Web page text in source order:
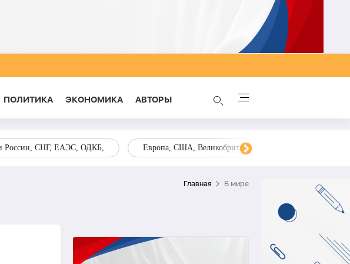
ПОЛИТИКА ЭКОНОМИКА AВТОРЫ
России, СНГ, ЕАЭС, ОДКБ, Европа, США, Великобритания, Украина, Запад,
Главная В мире